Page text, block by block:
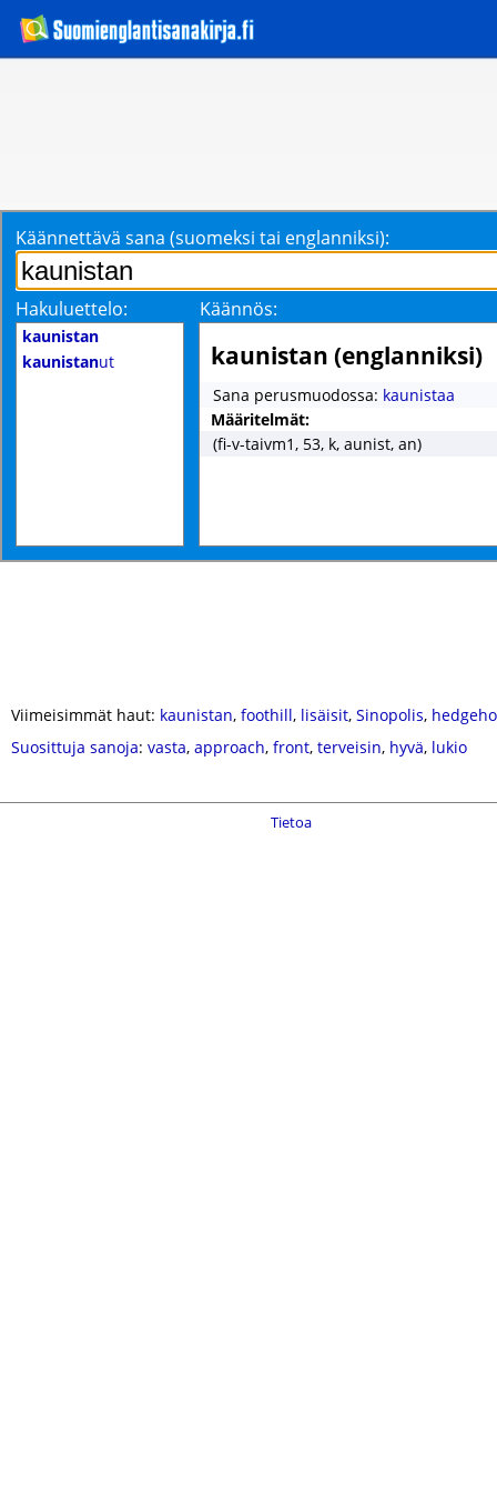
Käännettävä sana (suomeksi tai englanniksi):
Hakuluettelo: Käännös:
kaunistan
kaunistanut kaunistan (englanniksi)
Sana perusmuodossa: kaunistaa
Määritelmät:
(fi-v-taivm1, 53, k, aunist, an)
Viimeisimmät haut: kaunistan, foothill, lisäisit, Sinopolis,
Suosittuja sanoja: vasta, approach, front, terveisin, hyvä, lukio
Tietoa